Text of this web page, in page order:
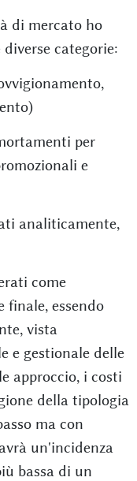
di mercato ho
categorie:
per
e
analiticamente,
come
finale, essendo
vista
e gestionale delle
approccio, i costi
della tipologia
ma con
un'incidenza
bassa di un